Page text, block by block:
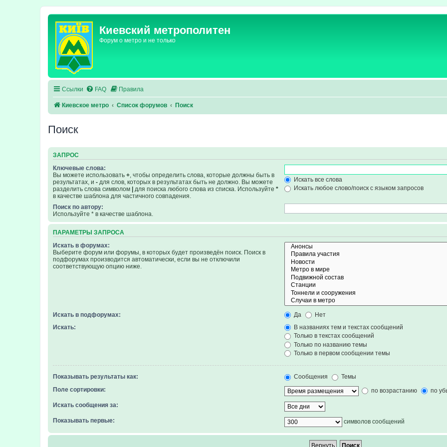
Киевский метрополитен
Форум о метро и не только
Ссылки FAQ Правила
Киевское метро Список форумов Поиск
Поиск
ЗАПРОС
Ключевые слова:
Вы можете использовать +, чтобы определить слова, которые должны быть в
результатах, и - для слов, которых в результатах быть не должно. Вы можете
разделить слова символом
для поиска любого слова из списка. Используйте *
в качестве шаблона для частичного совпадения.
Искать все слова
Искать любое слово/поиск с языком запросов
Поиск по автору:
Используйте * в качестве шаблона.
ПАРАМЕТРЫ ЗАПРОСА
Искать в форумах:
Выберите форум или форумы, в которых будет произведён поиск. Поиск в
подфорумах производится автоматически, если вы не отключили
соответствующую опцию ниже.
Искать в подфорумах: Да
Нет
Искать:
В названиях тем и текстах сообщений
Только в текстах сообщений
Только по названию темы
Только в первом сообщении темы
Показывать результаты как: Сообщения
Темы
Поле сортировки:
по возрастанию по
Искать сообщения за:
Показывать первые: символов сообщений